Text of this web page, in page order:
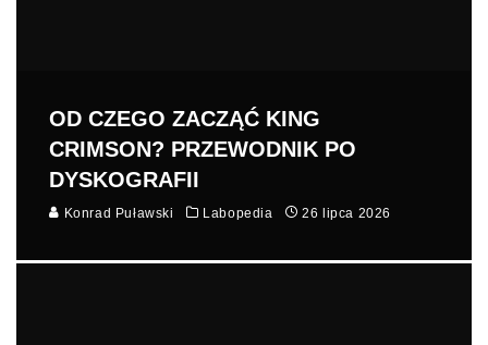
OD CZEGO ZACZĄĆ KING
CRIMSON? PRZEWODNIK PO
DYSKOGRAFII
Konrad Puławski Labopedia 26 lipca 2026